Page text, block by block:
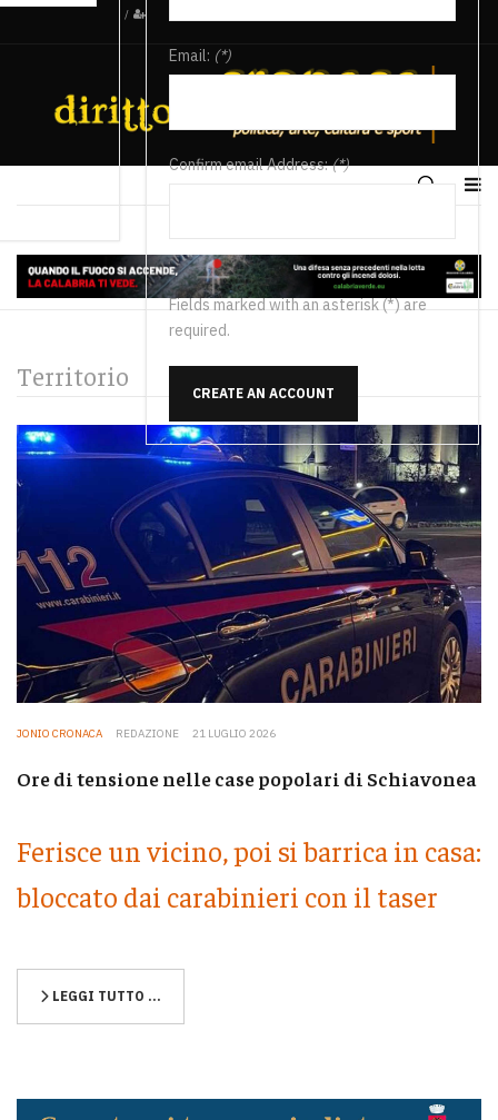
/
Email: (*)
Confirm email Address:(*)
Fields marked with an asterisk (*) are
required.
CREATE AN ACCOUNT
Territorio
JONIO CRONACA REDAZIONE 21 LUGLIO 2026
Ore di tensione nelle case popolari di Schiavonea
Ferisce un vicino, poi si barrica in casa:
bloccato dai carabinieri con il taser
LEGGI TUTTO …